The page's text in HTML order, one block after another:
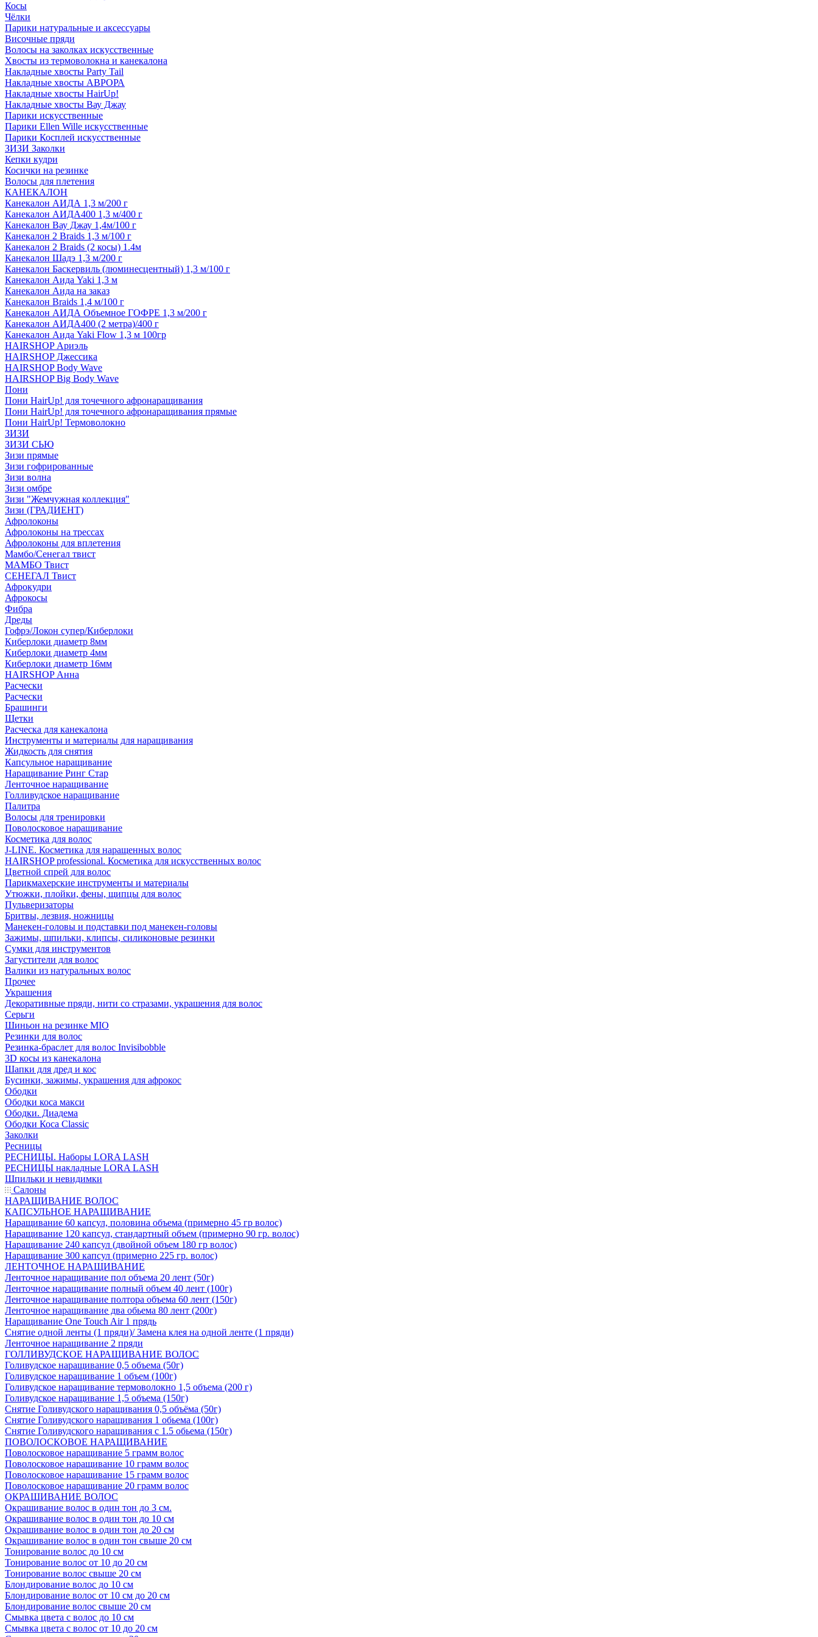
Косы
Чёлки
Парики натуральные и аксессуары
Височные пряди
Волосы на заколках искусственные
Хвосты из термоволокна и канекалона
Накладные хвосты Party Tail
Накладные хвосты АВРОРА
Накладные хвосты HairUp!
Накладные хвосты Вау Джау
Парики искусственные
Парики Ellen Wille искусственные
Парики Косплей искусственные
ЗИЗИ Заколки
Кепки кудри
Косички на резинке
Волосы для плетения
КАНЕКАЛОН
Канекалон АИДА 1,3 м/200 г
Канекалон АИДА400 1,3 м/400 г
Канекалон Вау Джау 1,4м/100 г
Канекалон 2 Braids 1,3 м/100 г
Канекалон 2 Braids (2 косы) 1.4м
Канекалон Шадэ 1,3 м/200 г
Канекалон Баскервиль (люминесцентный) 1,3 м/100 г
Канекалон Аида Yaki 1,3 м
Канекалон Аида на заказ
Канекалон Braids 1,4 м/100 г
Канекалон АИДА Объемное ГОФРЕ 1,3 м/200 г
Канекалон АИДА400 (2 метра)/400 г
Канекалон Аида Yaki Flow 1,3 м 100гр
HAIRSHOP Ариэль
HAIRSHOP Джессика
HAIRSHOP Body Wave
HAIRSHOP Big Body Wave
Пони
Пони HairUp! для точечного афронаращивания
Пони HairUp! для точечного афронаращивания прямые
Пони HairUp! Термоволокно
ЗИЗИ
ЗИЗИ СЬЮ
Зизи прямые
Зизи гофрированные
Зизи волна
Зизи омбре
Зизи "Жемчужная коллекция"
Зизи (ГРАДИЕНТ)
Афролоконы
Афролоконы на трессах
Афролоконы для вплетения
Мамбо/Сенегал твист
МАМБО Твист
СЕНЕГАЛ Твист
Афрокудри
Афрокосы
Фибра
Дреды
Гофрэ/Локон супер/Киберлоки
Киберлоки диаметр 8мм
Киберлоки диаметр 4мм
Киберлоки диаметр 16мм
HAIRSHOP Анна
Расчески
Расчески
Брашинги
Щетки
Расческа для канекалона
Инструменты и материалы для наращивания
Жидкость для снятия
Капсульное наращивание
Наращивание Ринг Стар
Ленточное наращивание
Голливудское наращивание
Палитра
Волосы для тренировки
Поволосковое наращивание
Косметика для волос
J-LINE. Косметика для наращенных волос
HAIRSHOP professional. Косметика для искусственных волос
Цветной спрей для волос
Парикмахерские инструменты и материалы
Утюжки, плойки, фены, щипцы для волос
Пульверизаторы
Бритвы, лезвия, ножницы
Манекен-головы и подставки под манекен-головы
Зажимы, шпильки, клипсы, силиконовые резинки
Сумки для инструментов
Загустители для волос
Валики из натуральных волос
Прочее
Украшения
Декоративные пряди, нити со стразами, украшения для волос
Серьги
Шиньон на резинке MIO
Резинки для волос
Резинка-браслет для волос Invisibobble
3D косы из канекалона
Шапки для дред и кос
Бусинки, зажимы, украшения для афрокос
Ободки
Ободки коса макси
Ободки. Диадема
Ободки Коса Classic
Заколки
Ресницы
РЕСНИЦЫ. Наборы LORA LASH
РЕСНИЦЫ накладные LORA LASH
Шпильки и невидимки
Салоны
НАРАЩИВАНИЕ ВОЛОС
КАПСУЛЬНОЕ НАРАЩИВАНИЕ
Наращивание 60 капсул, половина объема (примерно 45 гр волос)
Наращивание 120 капсул, стандартный объем (примерно 90 гр. волос)
Наращивание 240 капсул (двойной объем 180 гр волос)
Наращивание 300 капсул (примерно 225 гр. волос)
ЛЕНТОЧНОЕ НАРАЩИВАНИЕ
Ленточное наращивание пол объема 20 лент (50г)
Ленточное наращивание полный объем 40 лент (100г)
Ленточное наращивание полтора объема 60 лент (150г)
Ленточное наращивание два обьема 80 лент (200г)
Наращивание One Touch Air 1 прядь
Снятие одной ленты (1 пряди)/ Замена клея на одной ленте (1 пряди)
Ленточное наращивание 2 пряди
ГОЛЛИВУДСКОЕ НАРАЩИВАНИЕ ВОЛОС
Голивудское наращивание 0,5 объема (50г)
Голивудское наращивание 1 объем (100г)
Голивудское наращивание термоволокно 1,5 объема (200 г)
Голивудское наращивание 1,5 объема (150г)
Снятие Голивудского наращивания 0,5 объёма (50г)
Снятие Голивудского наращивания 1 обьема (100г)
Снятие Голивудского наращивания с 1.5 обьема (150г)
ПОВОЛОСКОВОЕ НАРАЩИВАНИЕ
Поволосковое наращивание 5 грамм волос
Поволосковое наращивание 10 грамм волос
Поволосковое наращивание 15 грамм волос
Поволосковое наращивание 20 грамм волос
ОКРАШИВАНИЕ ВОЛОС
Окрашивание волос в один тон до 3 см.
Окрашивание волос в один тон до 10 см
Окрашивание волос в один тон до 20 см
Окрашивание волос в один тон свыше 20 см
Тонирование волос до 10 см
Тонирование волос от 10 до 20 см
Тонирование волос свыше 20 см
Блондирование волос до 10 см
Блондирование волос от 10 см до 20 см
Блондирование волос свыше 20 см
Смывка цвета с волос до 10 см
Смывка цвета с волос от 10 до 20 см